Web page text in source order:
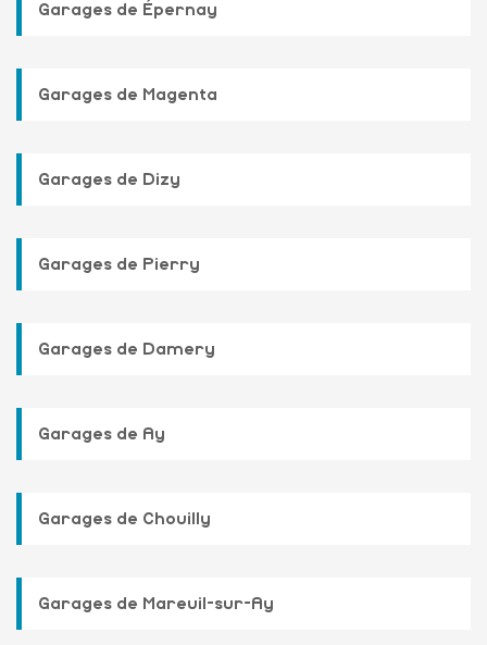
Garages de Épernay
Garages de Magenta
Garages de Dizy
Garages de Pierry
Garages de Damery
Garages de Ay
Garages de Chouilly
Garages de Mareuil-sur-Ay